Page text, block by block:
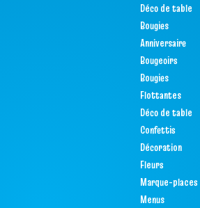
Déco de table
Bougies
Anniversaire
Bougeoirs
Bougies
Flottantes
Déco de table
Confettis
Décoration
Fleurs
Marque-places
Menus